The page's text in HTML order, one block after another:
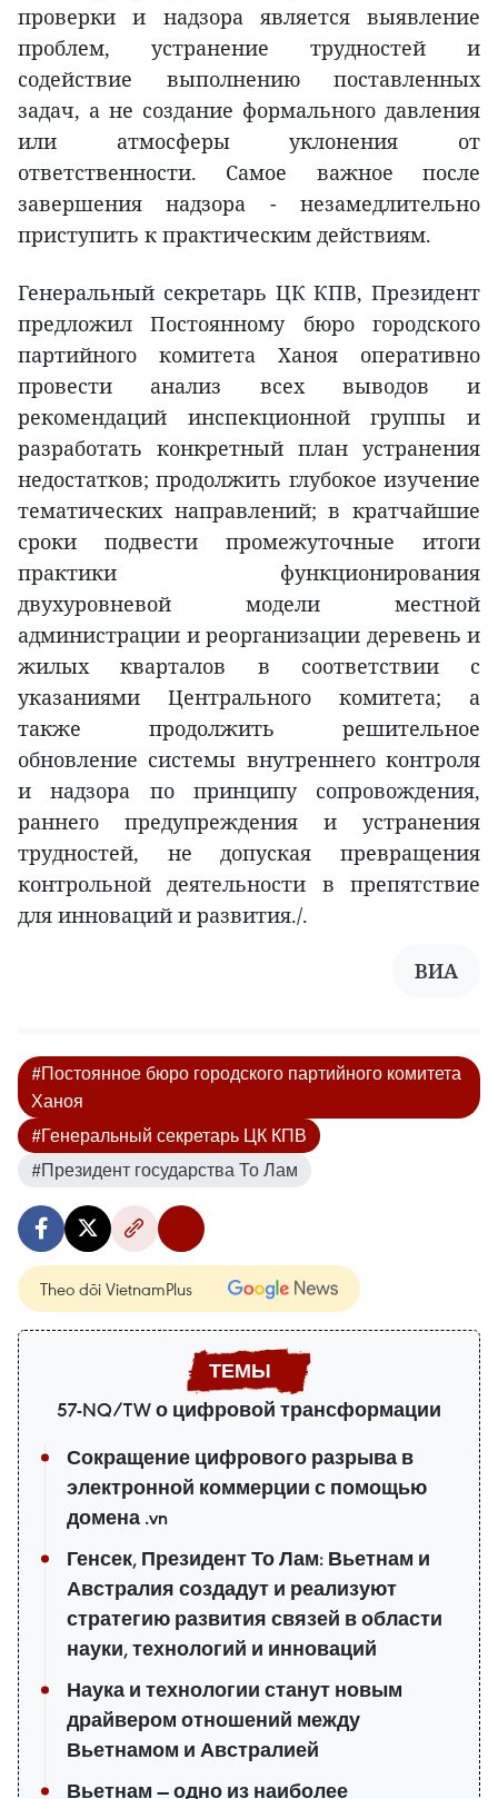
проверки и надзора является выявление
проблем, устранение трудностей и
содействие выполнению поставленных
задач, а не создание формального давления
или атмосферы уклонения от
ответственности. Самое важное после
завершения надзора - незамедлительно
приступить к практическим действиям.
Генеральный секретарь ЦК КПВ, Президент
предложил Постоянному бюро городского
партийного комитета Ханоя оперативно
провести анализ всех выводов и
рекомендаций инспекционной группы и
разработать конкретный план устранения
недостатков; продолжить глубокое изучение
тематических направлений; в кратчайшие
сроки подвести промежуточные итоги
практики функционирования
двухуровневой модели местной
администрации и реорганизации деревень и
жилых кварталов в соответствии с
указаниями Центрального комитета; а
также продолжить решительное
обновление системы внутреннего контроля
и надзора по принципу сопровождения,
раннего предупреждения и устранения
трудностей, не допуская превращения
контрольной деятельности в препятствие
для инноваций и развития./.
ВИА
#Постоянное бюро городского партийного комитета
Ханоя
#Генеральный секретарь ЦК КПВ
#Президент государства То Лам
Theo dõi VietnamPlus
57-NQ/TW о цифровой трансформации
Сокращение цифрового разрыва в
электронной коммерции с помощью
домена .vn
Генсек, Президент То Лам: Вьетнам и
Австралия создадут и реализуют
стратегию развития связей в области
науки, технологий и инноваций
Наука и технологии станут новым
драйвером отношений между
Вьетнамом и Австралией
Вьетнам — одно из наиболее